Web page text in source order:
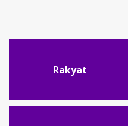
Rakyat